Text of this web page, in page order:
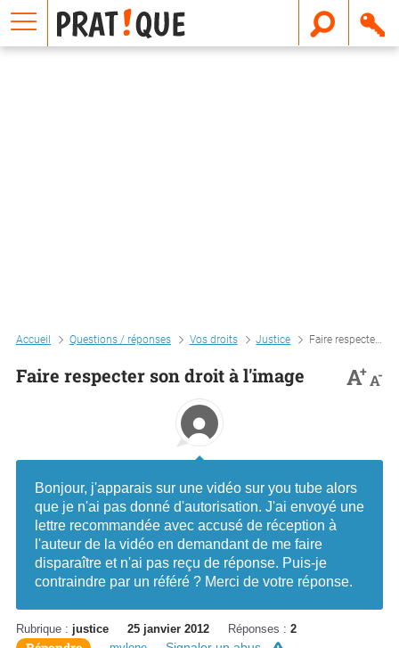
Accueil Questions / réponses Vos droits Justice Faire respecter son droit à l'image
Faire respecter son droit à l'image A+A-
Bonjour, j'apparais sur une vidéo sur you tube alors
que je n'ai pas donné d'autorisation. J'ai envoyé une
lettre recommandée avec accusé de réception à
l'auteur de la vidéo en demandant de me faire
disparaître et n'ai pas reçu de réponse. Puis-je
contraindre par un référé ? Merci de votre réponse.
Rubrique : justice 25 janvier 2012 Réponses : 2
E
m
a